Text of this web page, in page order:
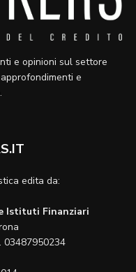
e opinioni sul settore
e
edita da:
Istituti Finanziari
03487950234